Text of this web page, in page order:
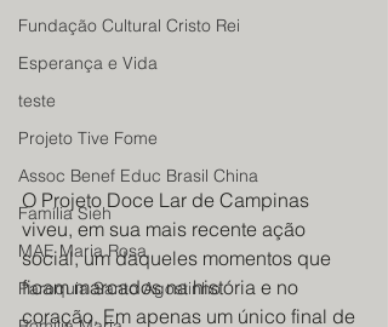
Fundação Cultural Cristo Rei
Esperança e Vida
teste
Projeto Tive Fome
Assoc Benef Educ Brasil China
Família Sieh
MAE Maria Rosa
Paroquia Santo Agostinho
O Projeto Doce Lar de Campinas
viveu, em sua mais recente ação
social, um daqueles momentos que
ficam marcados na história e no
coração. Em apenas um único final de